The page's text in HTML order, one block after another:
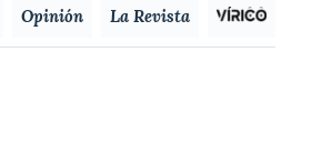
Opinión La Revista